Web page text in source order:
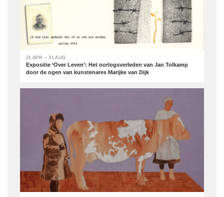
21 APR – 31 AUG
Expositie ‘Over Leven’: Het oorlogsverleden van Jan Tolkamp
door de ogen van kunstenares Marijke van Dijk